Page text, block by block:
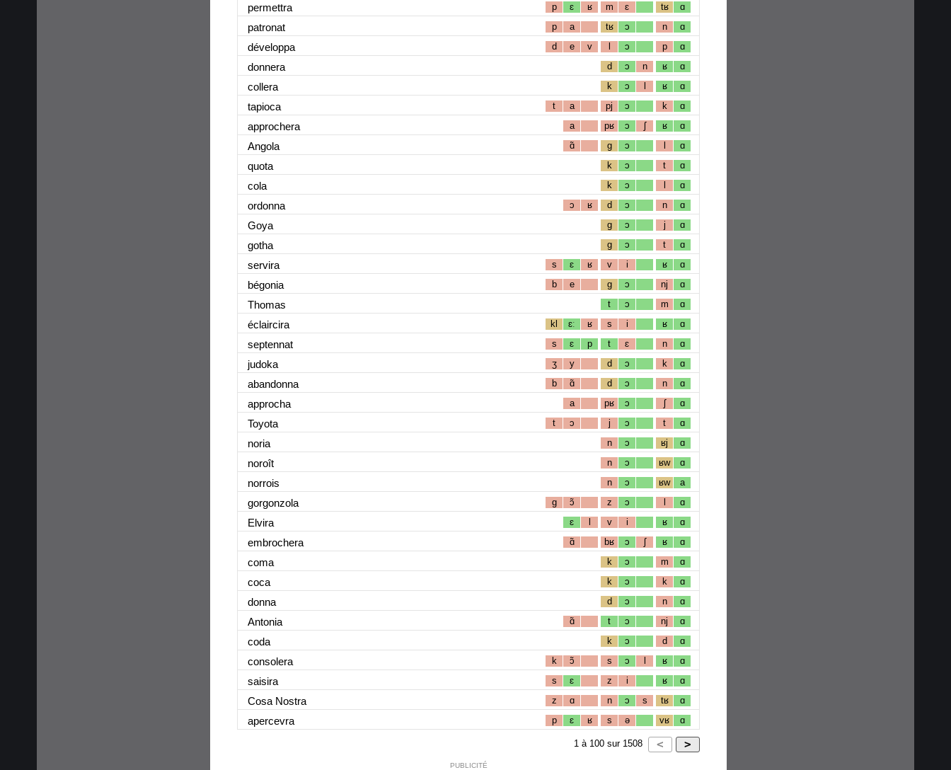
permettra p ɛ ʁ m ɛ tʁ ɑ
patronat p a tʁ ɔ n ɑ
développa d e v l ɔ p ɑ
donnera d ɔ n ʁ ɑ
collera k ɔ l ʁ ɑ
tapioca t a pj ɔ k ɑ
approchera a pʁ ɔ ʃ ʁ ɑ
Angola ɑ̃ g ɔ l ɑ
quota k ɔ t ɑ
cola k ɔ l ɑ
ordonna ɔ ʁ d ɔ n ɑ
Goya g ɔ j ɑ
gotha g ɔ t ɑ
servira s ɛ ʁ v i ʁ ɑ
bégonia b e g ɔ nj ɑ
Thomas t ɔ m ɑ
éclaircira kl ɛː ʁ s i ʁ ɑ
septennat s ɛ p t ɛ n ɑ
judoka ʒ y d ɔ k ɑ
abandonna b ɑ̃ d ɔ n ɑ
approcha a pʁ ɔ ʃ ɑ
Toyota t ɔ j ɔ t ɑ
noria n ɔ ʁj ɑ
noroît n ɔ ʁw ɑ
norrois n ɔ ʁw a
gorgonzola g ɔ̃ z ɔ l ɑ
Elvira ɛ l v i ʁ ɑ
embrochera ɑ̃ bʁ ɔ ʃ ʁ ɑ
coma k ɔ m ɑ
coca k ɔ k ɑ
donna d ɔ n ɑ
Antonia ɑ̃ t ɔ nj ɑ
coda k ɔ d ɑ
consolera k ɔ̃ s ɔ l ʁ ɑ
saisira s ɛ z i ʁ ɑ
Cosa Nostra z ɑ n ɔ s tʁ ɑ
apercevra p ɛ ʁ s ə vʁ ɑ
1 à 100 sur 1508
PUBLICITÉ